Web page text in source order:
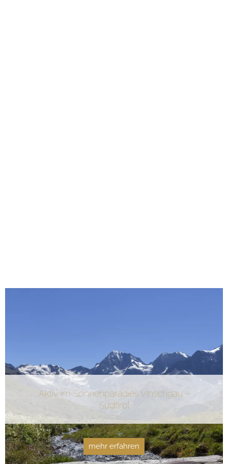
Aktiv im Sonnenparadies Vinschgau -
Südtirol
mehr erfahren